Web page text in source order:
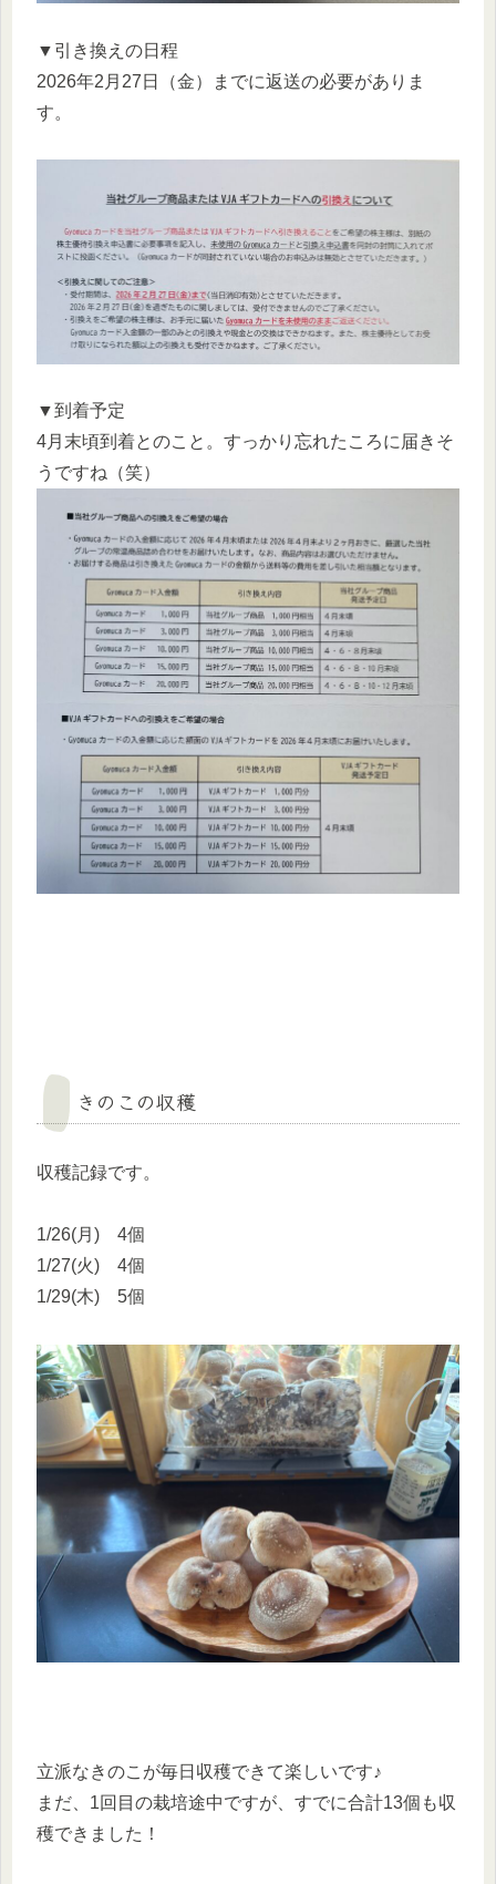
▼引き換えの日程
2026年2月27日（金）までに返送の必要がありま
す。
▼到着予定
4月末頃到着とのこと。すっかり忘れたころに届きそ
うですね（笑）
きのこの収穫
収穫記録です。
1/26(月) 4個
1/27(火) 4個
1/29(木) 5個
立派なきのこが毎日収穫できて楽しいです♪
まだ、1回目の栽培途中ですが、すでに合計13個も収
穫できました！